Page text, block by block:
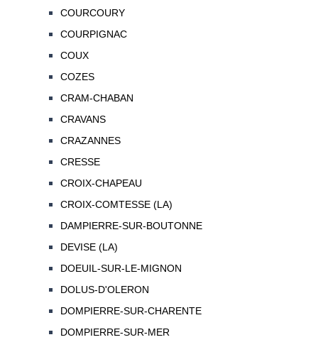
COURCOURY
COURPIGNAC
COUX
COZES
CRAM-CHABAN
CRAVANS
CRAZANNES
CRESSE
CROIX-CHAPEAU
CROIX-COMTESSE (LA)
DAMPIERRE-SUR-BOUTONNE
DEVISE (LA)
DOEUIL-SUR-LE-MIGNON
DOLUS-D'OLERON
DOMPIERRE-SUR-CHARENTE
DOMPIERRE-SUR-MER